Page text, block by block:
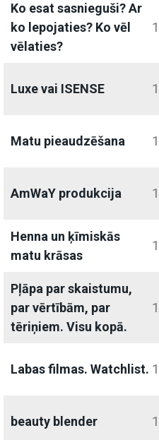
Ko esat sasnieguši? Ar
ko lepojaties? Ko vēl
vēlaties?
1
Luxe vai ISENSE 1
Matu pieaudzēšana 1
AmWaY produkcija 1
Henna un ķīmiskās
matu krāsas
1
Pļāpa par skaistumu,
par vērtībām, par
tēriņiem. Visu kopā.
1
Labas filmas. Watchlist. 1
beauty blender 1